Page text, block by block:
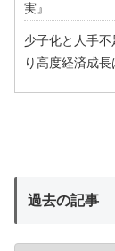
実』
少子化と人手
り高度経済成長
過去の記事